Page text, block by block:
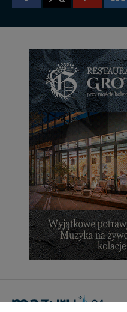
danych, zażądać ich
zawsze jest możliwe
praw w odniesieniu do
cookies. Twoja
tych plików - w pewnych
zrobić za Ciebie.
Dziękujemy, i życzmy
nowo...